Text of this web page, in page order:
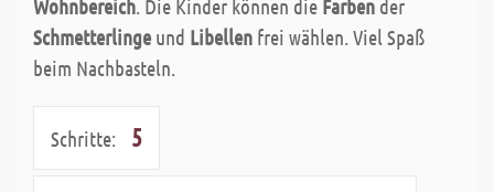
Wohnbereich. Die Kinder können die Farben der
Schmetterlinge und Libellen frei wählen. Viel Spaß
beim Nachbasteln.
Schritte: 5